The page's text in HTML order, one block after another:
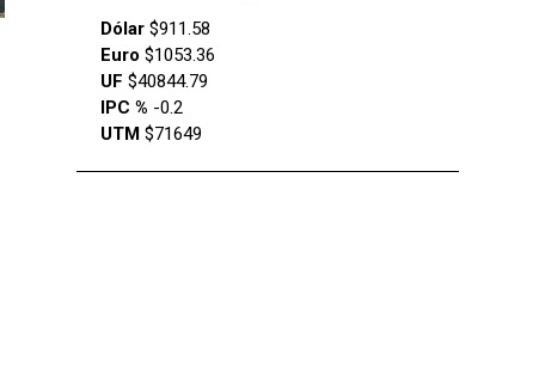
Dólar $911.58
Euro $1053.36
UF $40844.79
IPC % -0.2
UTM $71649